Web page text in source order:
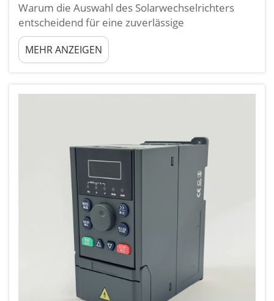
Warum die Auswahl des Solarwechselrichters
entscheidend für eine zuverlässige
netzunabhängige Stromversorgung auf dem
Bauernhof ist: Stand-Alone- vs. Hybrid-
Solarwechselrichter – Topologie an die Lastprofile
Alone- und Hybrid-Solarwechselrichter-
MEHR ANZEIGEN